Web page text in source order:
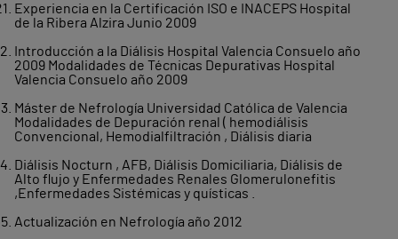
Experiencia en la Certificación ISO e INACEPS Hospital
de la Ribera Alzira Junio 2009
Introducción a la Diálisis Hospital Valencia Consuelo año
2009 Modalidades de Técnicas Depurativas Hospital
Valencia Consuelo año 2009
Máster de Nefrología Universidad Católica de Valencia
Modalidades de Depuración renal ( hemodiálisis
Convencional, Hemodialfiltración , Diálisis diaria
Diálisis Nocturn , AFB, Diálisis Domiciliaria, Diálisis de
Alto flujo y Enfermedades Renales Glomerulonefitis
,Enfermedades Sistémicas y quísticas .
Actualización en Nefrología año 2012